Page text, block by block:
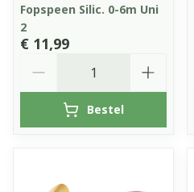
Fopspeen Silic. 0-6m Uni
2
€ 11,99
Bestel